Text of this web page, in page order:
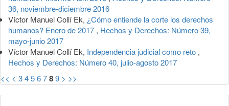
36, noviembre-diciembre 2016
Víctor Manuel Collí Ek, ¿Cómo entiende la corte los derechos
humanos? Enero de 2017 , Hechos y Derechos: Número 39,
mayo-junio 2017
Víctor Manuel Collí Ek, Independencia judicial como reto ,
Hechos y Derechos: Número 40, julio-agosto 2017
<< < 3456789 > >>